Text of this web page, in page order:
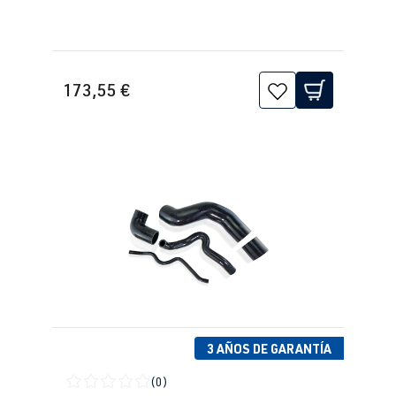
Bora
Jetta/Bora -
AUM| 150 CV
(110 kW)
Jetta / Vento /
IV -
Jetta/Bora -
(Tipo
1J2/1J5/1JM
fabricación
1998-2005
AUQ
(132 kW)
173,55 €
3 AÑOS DE GARANTÍA
(0)